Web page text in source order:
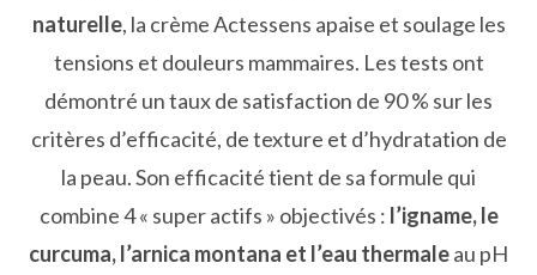
naturelle, la crème Actessens apaise et soulage les
tensions et douleurs mammaires. Les tests ont
démontré un taux de satisfaction de 90 % sur les
critères d’efficacité, de texture et d’hydratation de
la peau. Son efficacité tient de sa formule qui
combine 4 « super actifs » objectivés : l’igname, le
curcuma, l’arnica montana et l’eau thermaleau pH